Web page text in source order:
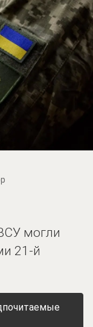
могли
21-й